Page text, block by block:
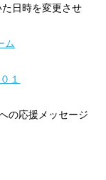
た日時を変更させ
ム
１
の応援メッセージ